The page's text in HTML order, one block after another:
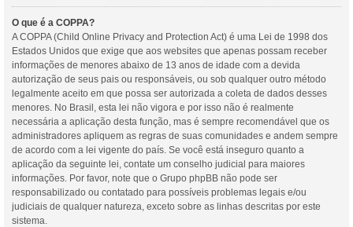
O que é a COPPA?
A COPPA (Child Online Privacy and Protection Act) é uma Lei de 1998 dos
Estados Unidos que exige que aos websites que apenas possam receber
informações de menores abaixo de 13 anos de idade com a devida
autorização de seus pais ou responsáveis, ou sob qualquer outro método
legalmente aceito em que possa ser autorizada a coleta de dados desses
menores. No Brasil, esta lei não vigora e por isso não é realmente
necessária a aplicação desta função, mas é sempre recomendável que os
administradores apliquem as regras de suas comunidades e andem sempre
de acordo com a lei vigente do país. Se você está inseguro quanto a
aplicação da seguinte lei, contate um conselho judicial para maiores
informações. Por favor, note que o Grupo phpBB não pode ser
responsabilizado ou contatado para possíveis problemas legais e/ou
judiciais de qualquer natureza, exceto sobre as linhas descritas por este
sistema.